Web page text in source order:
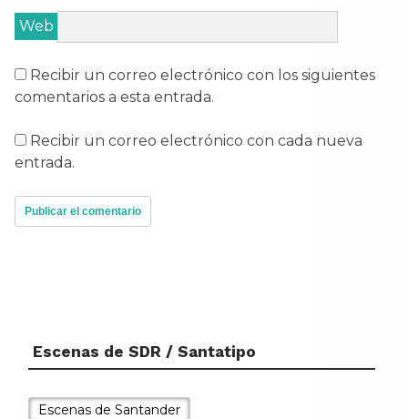
Web
Recibir un correo electrónico con los siguientes
comentarios a esta entrada.
Recibir un correo electrónico con cada nueva
entrada.
Escenas de SDR / Santatipo
Escenas de Santander